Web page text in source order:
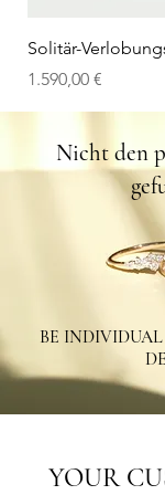
Solitär-
Preis
1.590,00 €
Nicht den
BE
YOUR